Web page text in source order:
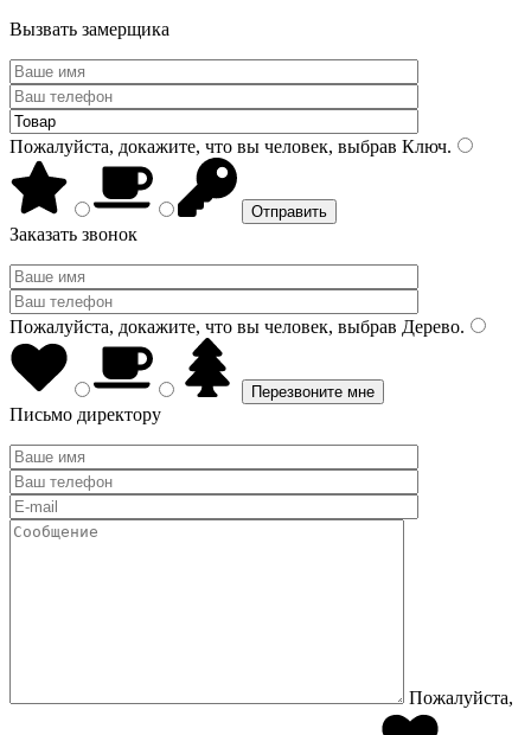
Вызвать замерщика
Пожалуйста, докажите, что вы человек, выбрав Ключ.
Заказать звонок
Пожалуйста, докажите, что вы человек, выбрав Дерево.
Письмо директору
Пожалуйста,